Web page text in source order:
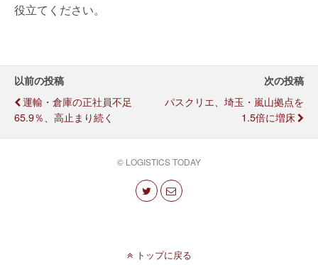
役立てください。
以前の投稿
運輸・倉庫の正社員不足
65.9％、高止まり続く
次の投稿
パスクリエ、埼玉・嵐山拠点を
1.5倍に増床
© LOGISTICS TODAY
トップに戻る